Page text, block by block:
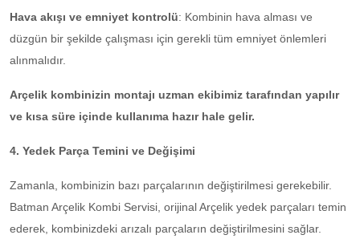
Hava akışı ve emniyet kontrolü: Kombinin hava alması ve
düzgün bir şekilde çalışması için gerekli tüm emniyet önlemleri
alınmalıdır.
Arçelik kombinizin montajı uzman ekibimiz tarafından yapılır
ve kısa süre içinde kullanıma hazır hale gelir.
4. Yedek Parça Temini ve Değişimi
Zamanla, kombinizin bazı parçalarının değiştirilmesi gerekebilir.
Batman Arçelik Kombi Servisi, orijinal Arçelik yedek parçaları temin
ederek, kombinizdeki arızalı parçaların değiştirilmesini sağlar.